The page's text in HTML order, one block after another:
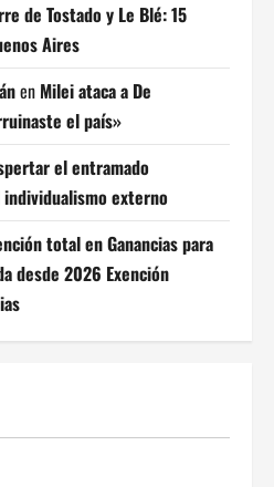
de Tostado y Le Blé: 15
Aires
en Milei ataca a De
el país»
el entramado
externo
total en Ganancias para
desde 2026 Exención